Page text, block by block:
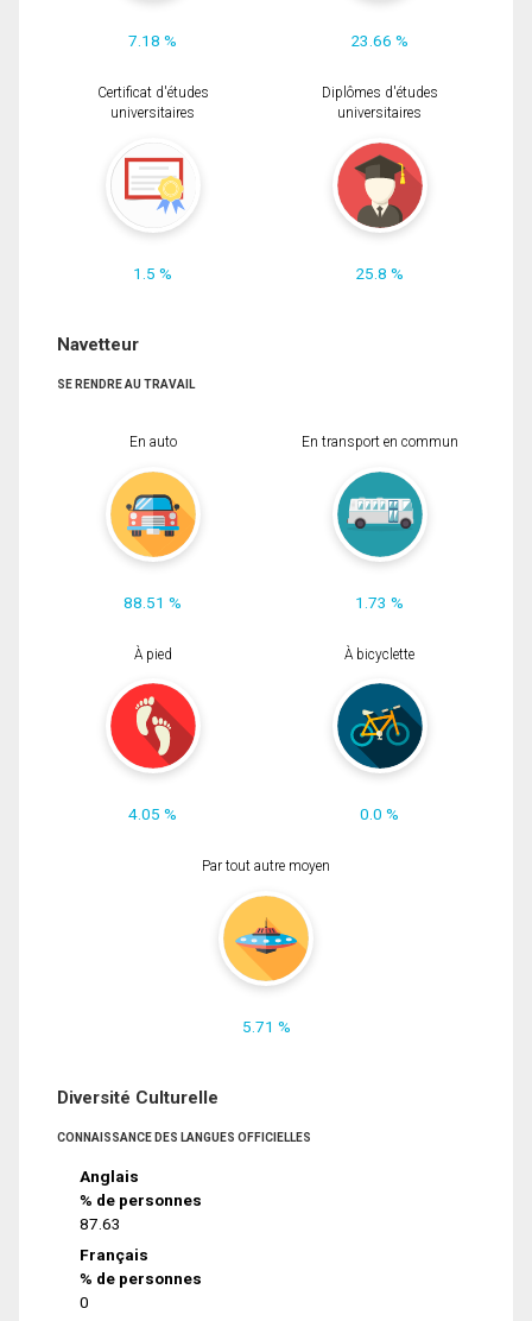
7.18 % 23.66 %
Certificat d'études
universitaires
1.5 %
Diplômes d'études
universitaires
25.8 %
Navetteur
SE RENDRE AU TRAVAIL
En auto
88.51 %
En transport en commun
1.73 %
À pied
4.05 %
À bicyclette
0.0 %
Par tout autre moyen
5.71 %
Diversité Culturelle
CONNAISSANCE DES LANGUES OFFICIELLES
Anglais
% de personnes
87.63
Français
% de personnes
0